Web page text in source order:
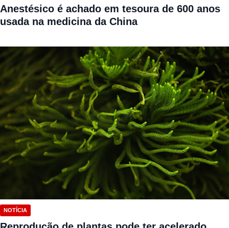
Anestésico é achado em tesoura de 600 anos
usada na medicina da China
NOTÍCIA